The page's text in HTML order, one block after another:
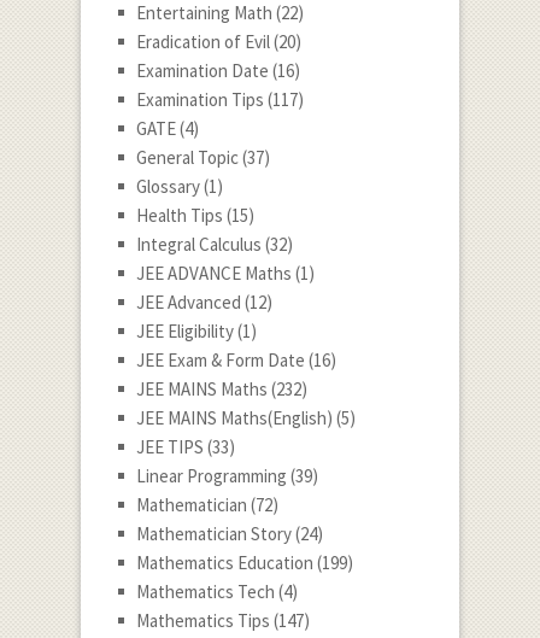
Entertaining Math (22)
Eradication of Evil(20)
Examination Date (16)
Examination Tips (117)
GATE(4)
General Topic(37)
Glossary(1)
Health Tips (15)
Integral Calculus (32)
JEE ADVANCE Maths (1)
JEE Advanced (12)
JEE Eligibility(1)
JEE Exam & Form Date (16)
JEE MAINS Maths (232)
JEE MAINS Maths(English) (5)
JEE TIPS (33)
Linear Programming (39)
Mathematician (72)
Mathematician Story(24)
Mathematics Education (199)
Mathematics Tech (4)
Mathematics Tips (147)